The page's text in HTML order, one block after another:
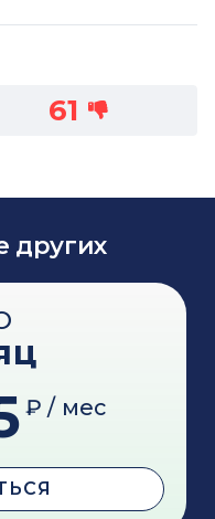
61
других
₽ / мес